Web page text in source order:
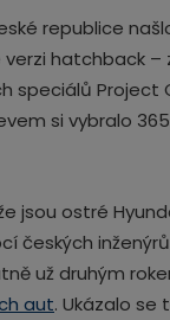
republice
verzi hatchback
speciálů Project
si vybralo
jsou ostré
českých
už druhým
aut. Ukázalo se